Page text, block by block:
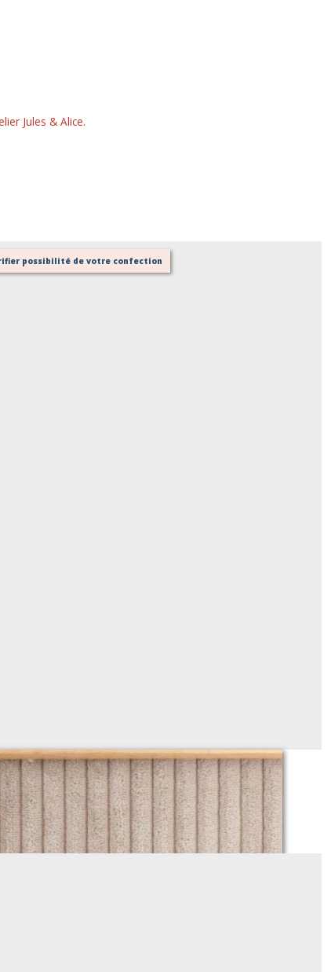
Jules & Alice.
possibilité de votre confection
grosses côtes (1cm) BEIGE LIN
Sur demande